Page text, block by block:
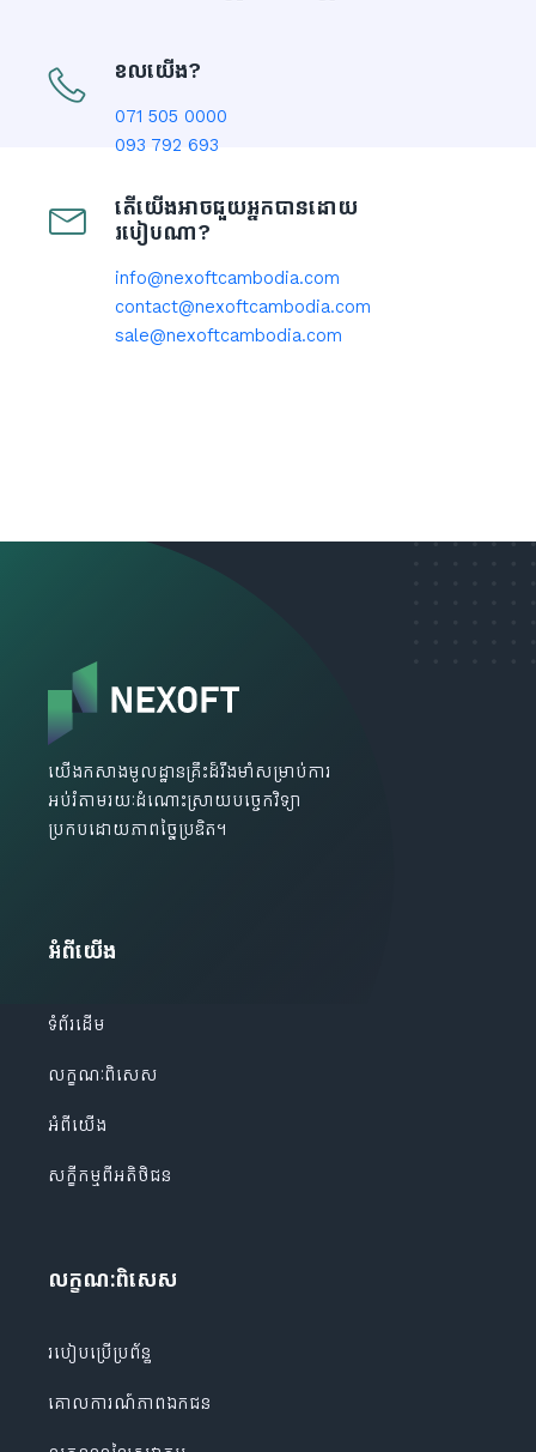
ខលយើង?
071 505 0000
093 792 693
តើយើងអាចជួយអ្នកបានដោយ
របៀបណា?
info@nexoftcambodia.com
contact@nexoftcambodia.com
sale@nexoftcambodia.com
យើងកសាងមូលដ្ឋានគ្រឹះដ៏រឹងមាំសម្រាប់ការ
អប់រំតាមរយៈដំណោះស្រាយបច្ចេកវិទ្យា
ប្រកបដោយភាពច្នៃប្រឌិត។
អំពីយើង
ទំព័រដើម
លក្ខណៈពិសេស
អំពីយើង
សក្ខីកម្មពីអតិថិជន
លក្ខណៈពិសេស
របៀបប្រើប្រព័ន្ធ
គោលការណ៍​ភាព​ឯកជន